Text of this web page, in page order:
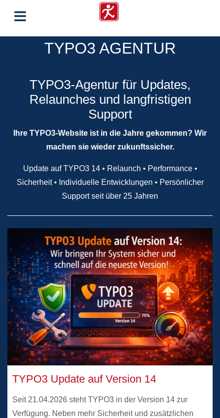
≡
TYPO3 AGENTUR
TYPO3-Agentur für Updates,
Relaunches und langfristigen
Support
Ihre TYPO3-Website ist in die Jahre gekommen? Wir
machen sie wieder zukunftssicher.
Update auf TYPO3 14 • Relaunch • Performance •
Sicherheit • Individuelle Entwicklungen • Persönlicher
Support seit über 25 Jahren
TYPO3 Update auf Version 14
Seit 21.04.2026 steht TYPO3 in der Version 14 zur
Verfügung. Neben mehr Sicherheit und zusätzlichen